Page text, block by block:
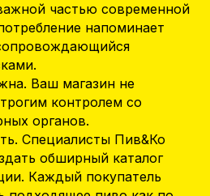
частью современной
напоминает
Ваш магазин не
контролем со
органов.
Специалисты Пив&Ко
обширный каталог
Каждый покупатель